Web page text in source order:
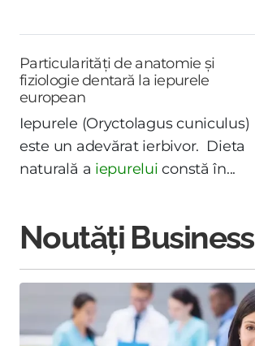
Particularități de anatomie și
fiziologie dentară la iepurele
european
Iepurele (Oryctolagus cuniculus)
este un adevărat ierbivor. Dieta
naturală a iepurelui constă în...
Noutăți Business